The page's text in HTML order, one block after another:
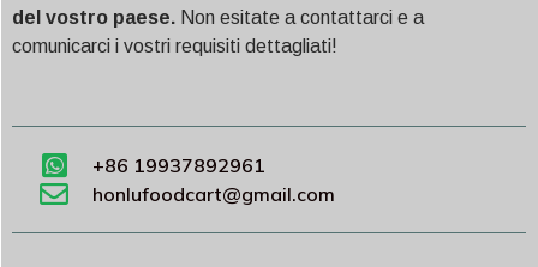
del vostro paese. Non esitate a contattarci e a
comunicarci i vostri requisiti dettagliati!
+86 19937892961
honlufoodcart@gmail.com